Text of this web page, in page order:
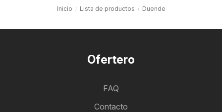
Inicio Lista de productos Duende
Ofertero
FAQ
Contacto